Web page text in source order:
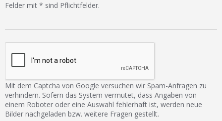
Felder mit * sind Pflichtfelder.
Mit dem Captcha von Google versuchen wir Spam-Anfragen zu
verhindern. Sofern das System vermutet, dass Angaben von
einem Roboter oder eine Auswahl fehlerhaft ist, werden neue
Bilder nachgeladen bzw. weitere Fragen gestellt.